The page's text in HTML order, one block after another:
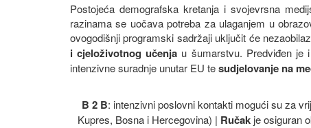
Postojeća demografska kretanja i svojevrsna
razinama se uočava potreba za ulaganjem u
ovogodišnji programski sadržaji uključit će
i cjeloživotnog učenja u šumarstvu. Predviđen je
intenzivne suradnje unutar EU tesudjelovanje na
B 2 B: intenzivni poslovni kontakti mogući su za
Kupres, Bosna i Hercegovina) | Ručak je osiguran